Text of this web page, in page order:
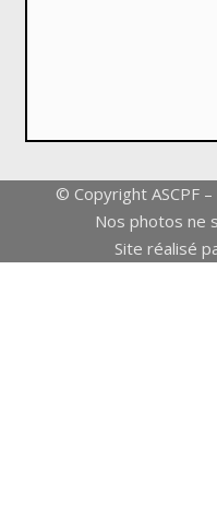
© Copyright ASCPF
Nos photos ne
Site réalisé